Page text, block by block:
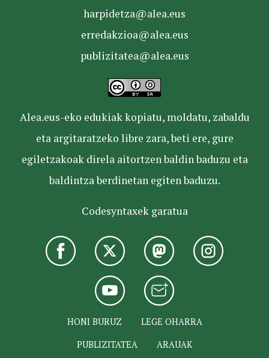
harpidetza@alea.eus
erredakzioa@alea.eus
publizitatea@alea.eus
Alea.eus-eko edukiak kopiatu, moldatu, zabaldu
eta argitaratzeko libre zara, beti ere, gure
egiletzakoak direla aitortzen baldin baduzu eta
baldintza berdinetan egiten baduzu.
Codesyntaxek garatua
HONI BURUZ
LEGE OHARRA
PUBLIZITATEA
ARAUAK